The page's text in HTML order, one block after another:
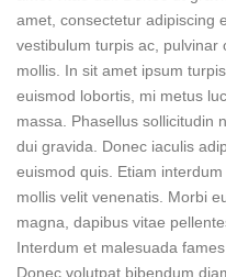
amet, consectetur adipiscing
vestibulum turpis ac, pulvinar
mollis. In sit amet ipsum
euismod lobortis, mi metus
massa. Phasellus sollicitudin
dui gravida. Donec iaculis
euismod quis. Etiam
mollis velit venenatis. Morbi
magna, dapibus vitae
Interdum et malesuada
Donec volutpat bibendum